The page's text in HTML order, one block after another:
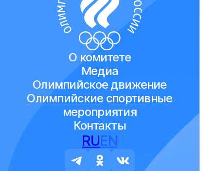
О комитете
Медиа
Олимпийское движение
Олимпийские спортивные
мероприятия
Контакты
RUEN